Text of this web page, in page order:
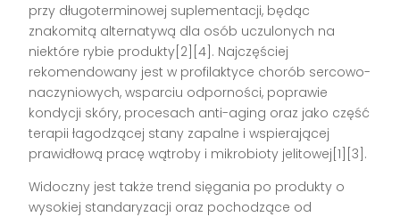
przy długoterminowej suplementacji, będąc
znakomitą alternatywą dla osób uczulonych na
niektóre rybie produkty[2][4]. Najczęściej
rekomendowany jest w profilaktyce chorób sercowo-
naczyniowych, wsparciu odporności, poprawie
kondycji skóry, procesach anti-aging oraz jako część
terapii łagodzącej stany zapalne i wspierającej
prawidłową pracę wątroby i mikrobioty jelitowej[1][3].
Widoczny jest także trend sięgania po produkty o
wysokiej standaryzacji oraz pochodzące od